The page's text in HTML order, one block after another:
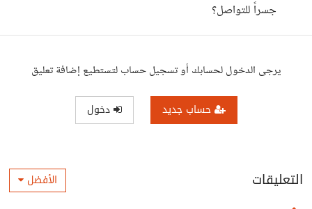
جسراً للتواصل؟
يرجى الدخول لحسابك أو تسجيل حساب لتستطيع إضافة تعليق
حساب جديد دخول
التعليقات الأفضل